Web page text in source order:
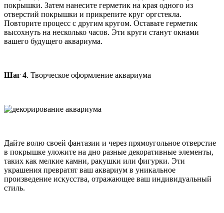
покрышки. Затем нанесите герметик на края одного из
отверстий покрышки и прикрепите круг оргстекла.
Повторите процесс с другим кругом. Оставьте герметик
высохнуть на несколько часов. Эти круги станут окнами
вашего будущего аквариума.
Шаг 4. Творческое оформление аквариума
Дайте волю своей фантазии и через прямоугольное отверстие
в покрышке уложите на дно разные декоративные элементы,
таких как мелкие камни, ракушки или фигурки. Эти
украшения превратят ваш аквариум в уникальное
произведение искусства, отражающее ваш индивидуальный
стиль.